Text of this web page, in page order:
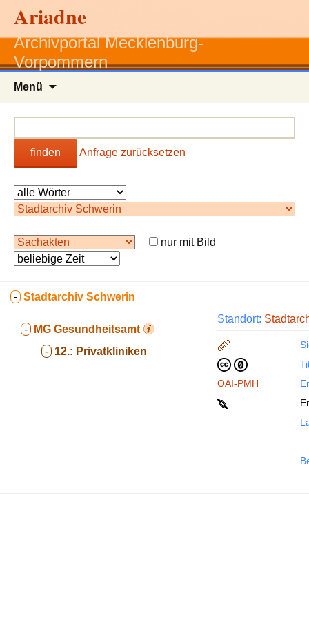
Ariadne
Archivportal Mecklenburg-
Vorpommern
Menü
finden Anfrage zurücksetzen
nur mit Bild
- Stadtarchiv Schwerin
- MG Gesundheitsamt
- 12.: Privatkliniken
Standort:
OAI-PMH